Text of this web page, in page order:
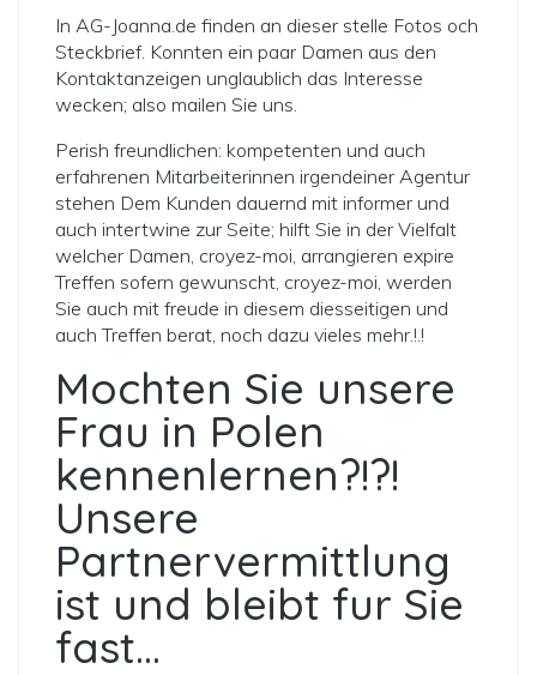
In AG-Joanna.de finden an dieser stelle Fotos och
Steckbrief. Konnten ein paar Damen aus den
Kontaktanzeigen unglaublich das Interesse
wecken; also mailen Sie uns.
Perish freundlichen: kompetenten und auch
erfahrenen Mitarbeiterinnen irgendeiner Agentur
stehen Dem Kunden dauernd mit informer und
auch intertwine zur Seite; hilft Sie in der Vielfalt
welcher Damen, croyez-moi, arrangieren expire
Treffen sofern gewunscht, croyez-moi, werden
Sie auch mit freude in diesem diesseitigen und
auch Treffen berat, noch dazu vieles mehr.!.!
Mochten Sie unsere
Frau in Polen
kennenlernen?!?!
Unsere
Partnervermittlung
ist und bleibt fur Sie
fast…